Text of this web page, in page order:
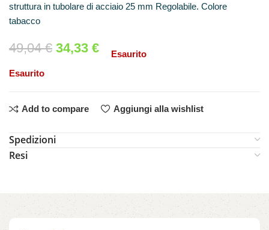
struttura in tubolare di acciaio 25 mm Regolabile. Colore
tabacco
49,04€ 34,33 €
Esaurito
Esaurito
Add to compare Aggiungi alla wishlist
Spedizioni
Resi